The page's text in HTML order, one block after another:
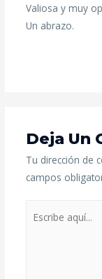
Valiosa y muy
Un abrazo.
Deja Un
Tu dirección de
campos